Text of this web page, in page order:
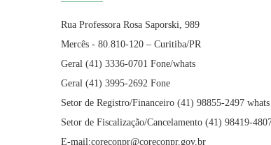
Rua Professora Rosa Saporski, 989
Mercês - 80.810-120 – Curitiba/PR
Geral (41) 3336-0701 Fone/whats
Geral (41) 3995-2692 Fone
Setor de Registro/Financeiro (41) 98855-2497 whats
Setor de Fiscalização/Cancelamento (41) 98419-
E-mail:coreconpr@coreconpr.gov.br